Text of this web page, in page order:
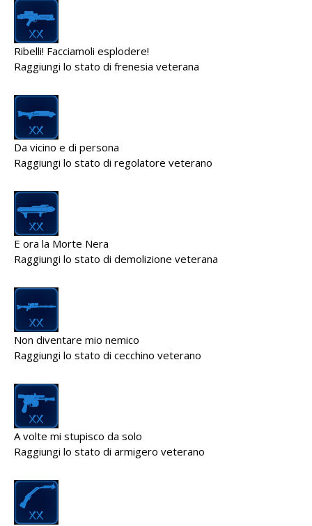
Ribelli! Facciamoli esplodere!
Raggiungi lo stato di frenesia veterana
Da vicino e di persona
Raggiungi lo stato di regolatore veterano
E ora la Morte Nera
Raggiungi lo stato di demolizione veterana
Non diventare mio nemico
Raggiungi lo stato di cecchino veterano
A volte mi stupisco da solo
Raggiungi lo stato di armigero veterano